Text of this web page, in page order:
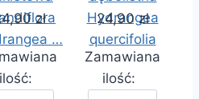
…
zł
ilość:
Hydrangea
quercifolia
24,90 zł
Zamawiana
ilość: